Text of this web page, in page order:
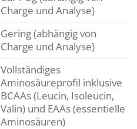
Charge und Analyse)
Gering (abhängig von
Charge und Analyse)
Vollständiges
Aminosäureprofil inklusive
BCAAs (Leucin, Isoleucin,
Valin) und EAAs (essentielle
Aminosäuren)